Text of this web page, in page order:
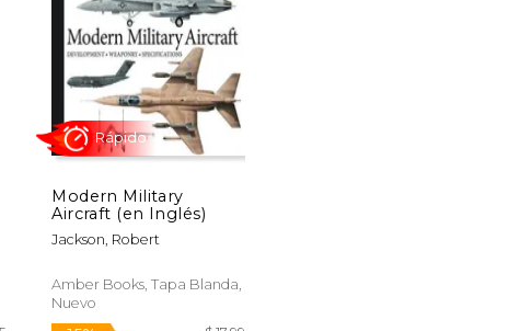
$ 73.88
$ 44.33
50%
dcto.
Modern Military
Aircraft (en Inglés)
Jackson, Robert
Amber Books, Tapa Blanda,
Nuevo